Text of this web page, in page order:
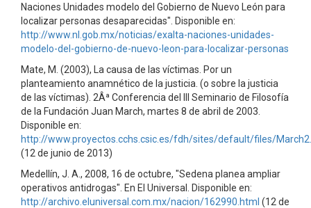
Naciones Unidades modelo del Gobierno de Nuevo León para
localizar personas desaparecidas". Disponible en:
http://www.nl.gob.mx/noticias/exalta-naciones-unidades-
modelo-del-gobierno-de-nuevo-leon-para-localizar-personas
Mate, M. (2003), La causa de las víctimas. Por un
planteamiento anamnético de la justicia. (o sobre la justicia
de las víctimas). 2Âª Conferencia del III Seminario de Filosofía
de la Fundación Juan March, martes 8 de abril de 2003.
Disponible en:
http://www.proyectos.cchs.csic.es/fdh/sites/default/files/
(12 de junio de 2013)
Medellín, J. A., 2008, 16 de octubre, "Sedena planea ampliar
operativos antidrogas". En El Universal. Disponible en:
http://archivo.eluniversal.com.mx/nacion/162990.html (12 de